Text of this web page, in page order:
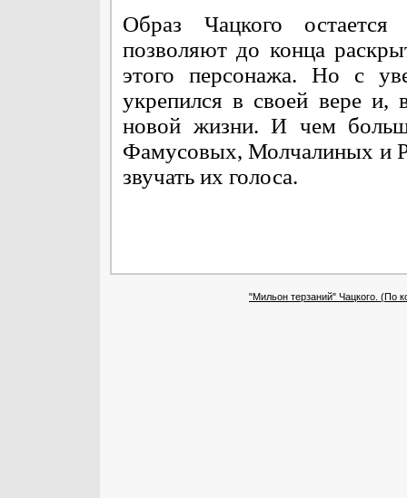
Образ Чацкого
позволяют до конца
этого персонажа. Но с
укрепился в своей вере и,
новой жизни. И чем
Фамусовых, Молчалиных и
звучать их голоса.
"Мильон терзаний" Чацкого. (По